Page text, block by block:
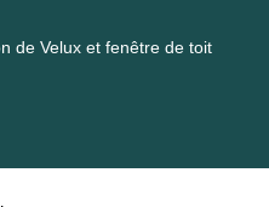
de Velux et fenêtre de toit